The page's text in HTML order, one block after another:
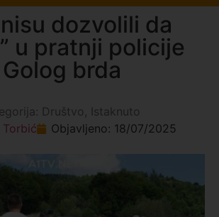
dozvolili da
u pratnji policije
brda
Društvo , Istaknuto
Torbić Objavljeno: 18/07/2025